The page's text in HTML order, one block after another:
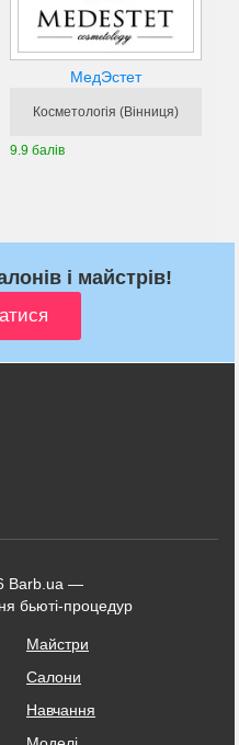
МедЭстет
Косметологія (Вінниця)
9.9 балів
і майстрів!
Barb.ua —
бьюті-процедур
Майстри
Салони
Навчання